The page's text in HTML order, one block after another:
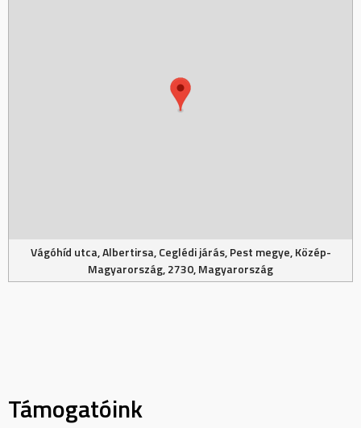
Vágóhíd utca, Albertirsa, Ceglédi járás, Pest megye, Közép-
Magyarország, 2730, Magyarország
Támogatóink